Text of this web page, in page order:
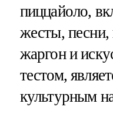
пиццайоло,
жесты, песни,
жаргон и
тестом,
культурным